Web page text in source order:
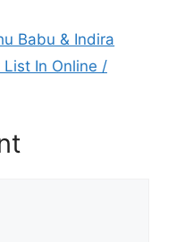
Babu & Indira
In Online /